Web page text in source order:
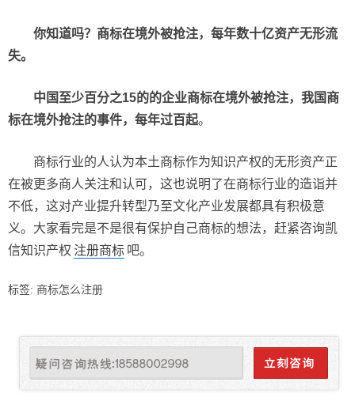
你知道吗？商标在境外被抢注，每年数十亿资产无形流
失。
中国至少百分之15的的企业商标在境外被抢注，我国商
标在境外抢注的事件，每年过百起。
商标行业的人认为本土商标作为知识产权的无形资产正
在被更多商人关注和认可，这也说明了在商标行业的造诣并
不低，这对产业提升转型乃至文化产业发展都具有积极意
义。大家看完是不是很有保护自己商标的想法，赶紧咨询凯
信知识产权 注册商标 吧。
标签: 商标怎么注册